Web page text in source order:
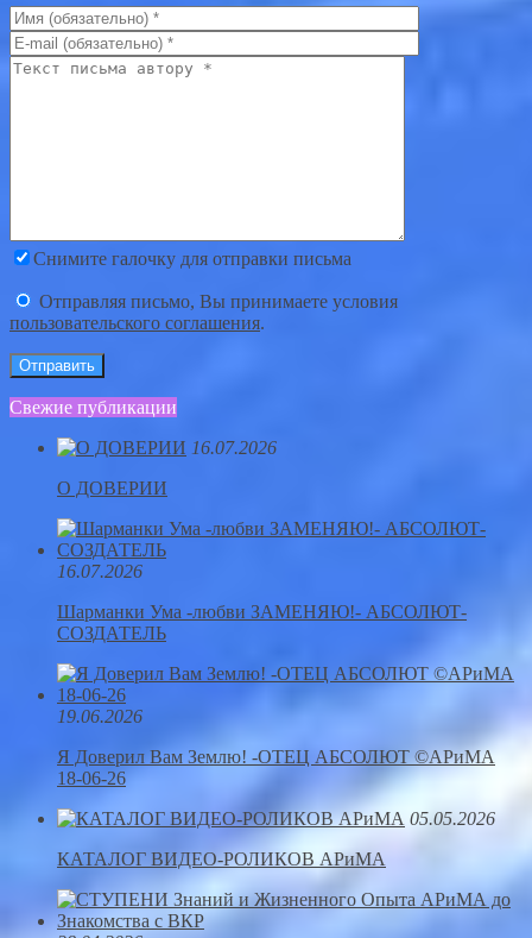
Снимите галочку для отправки письма
Отправляя письмо, Вы принимаете условия
пользовательского соглашения.
Свежие публикации
16.07.2026
О ДОВЕРИИ
16.07.2026
Шарманки Ума -любви ЗАМЕНЯЮ!- АБСОЛЮТ-
СОЗДАТЕЛЬ
19.06.2026
Я Доверил Вам Землю! -ОТЕЦ АБСОЛЮТ ©АРиМА
18-06-26
05.05.2026
КАТАЛОГ ВИДЕО-РОЛИКОВ АРиМА